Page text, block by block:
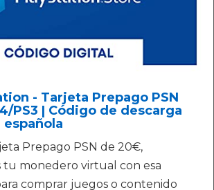
- Tarjeta Prepago PSN
PS3 | Código de descarga
española
Prepago PSN de 20€,
tu monedero virtual con esa
comprar juegos o contenido